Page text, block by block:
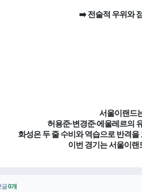
➡️ 전술적 우위와
서울이랜드
허용준·변경준·에울레르의
화성은 두 줄 수비와 역습으로 반격
이번 경기는 서울이랜
글0개